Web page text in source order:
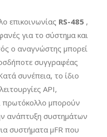
επικοινωνίας RS-485 ,
για το σύστημα και
ο αναγνώστης μπορεί
συγγραφέας
συνέπεια, το ίδιο
API,
πρωτόκολλο μπορούν
ανάπτυξη συστημάτων
συστήματα μFR που